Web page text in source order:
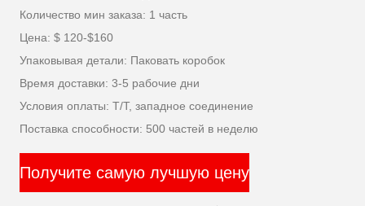
Количество мин заказа: 1 часть
Цена: $ 120-$160
Упаковывая детали: Паковать коробок
Время доставки: 3-5 рабочие дни
Условия оплаты: Т/Т, западное соединение
Поставка способности: 500 частей в неделю
Получите самую лучшую цену